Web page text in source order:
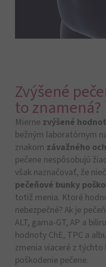
Zvýšené
to znamená?
Mierne zvýšené
bežným laboratórnym
znakom závažného
pečene nespôsobujú
však naznačovať, že
pečeňové bunky
totiž menia. Ktoré
nebezpečné? Ak je
ALT, gama-GT, AP a
hodnoty ChE, TPC a
zmenia viaceré z
poškodenie pečene.